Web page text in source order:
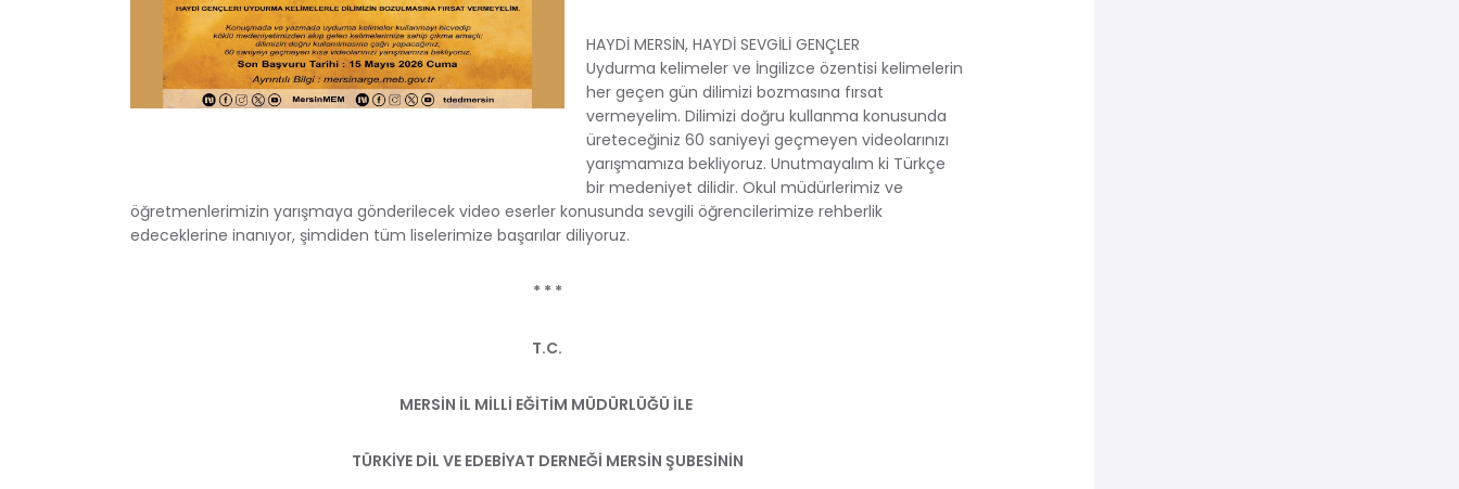
HAYDİ MERSİN, HAYDİ SEVGİLİ GENÇLER
Uydurma kelimeler ve İngilizce özentisi kelimelerin
her geçen gün dilimizi bozmasına fırsat
vermeyelim. Dilimizi doğru kullanma konusunda
üreteceğiniz 60 saniyeyi geçmeyen videolarınızı
yarışmamıza bekliyoruz. Unutmayalım ki Türkçe
bir medeniyet dilidir. Okul müdürlerimiz ve
öğretmenlerimizin yarışmaya gönderilecek video eserler konusunda sevgili öğrencilerimize rehberlik
edeceklerine inanıyor, şimdiden tüm liselerimize başarılar diliyoruz.
* * *
T.C.
MERSİN İL MİLLİ EĞİTİM MÜDÜRLÜĞÜ İLE
TÜRKİYE DİL VE EDEBİYAT DERNEĞİ MERSİN ŞUBESİNİN